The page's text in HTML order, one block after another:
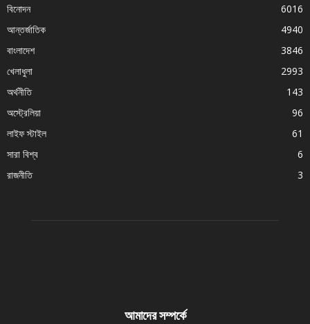
বিনোদন
6016
আন্তর্জাতিক
4940
বাংলাদেশ
3846
খেলাধুলা
2993
অর্থনীতি
143
অস্ট্রেলিয়া
96
লাইফ স্টাইল
61
সারা বিশ্ব
6
রাজনীতি
3
আমাদের সম্পর্কে